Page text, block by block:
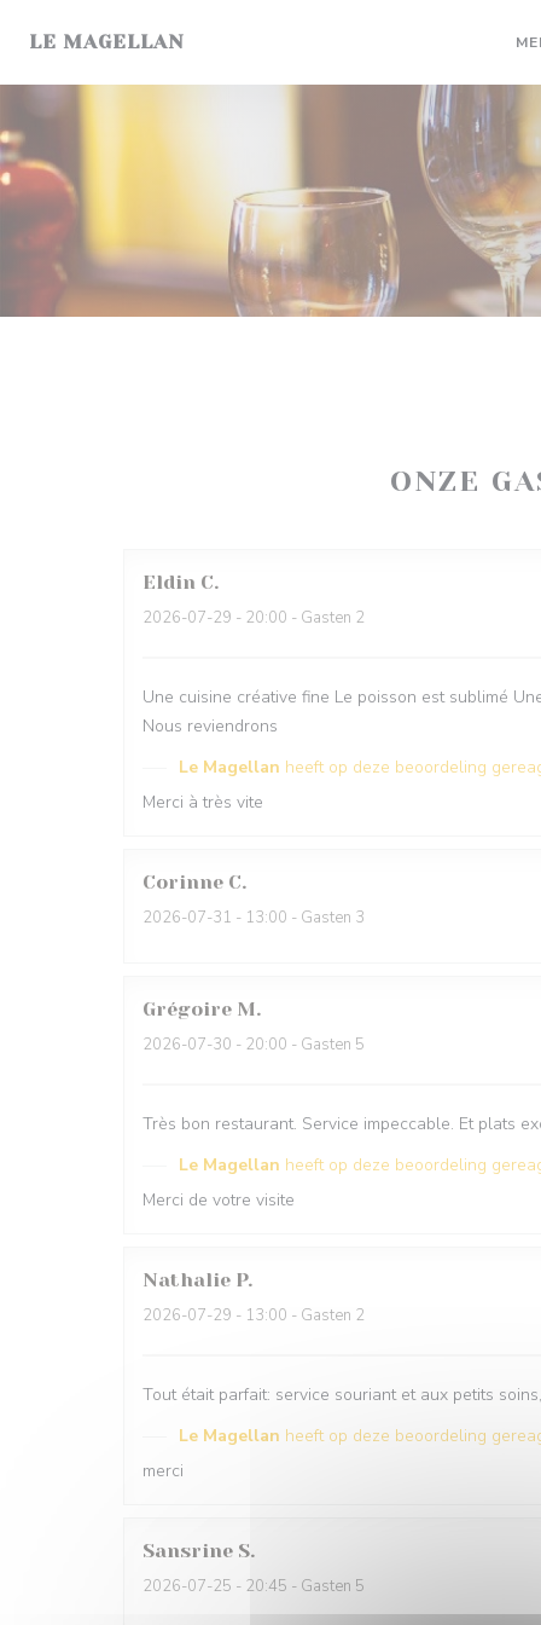
LE MAGELLAN
ONZE
Eldin C
2026-07-29 - 20:00 - Gasten 2
Une cuisine créative fine Le poisson est sublimé
Nous reviendrons
Le Magellan heeft op deze beoordeling
Merci à très vite
Corinne C
2026-07-31 - 13:00 - Gasten 3
Grégoire M
2026-07-30 - 20:00 - Gasten 5
Très bon restaurant. Service impeccable. Et plats
Le Magellan heeft op deze beoordeling
Merci de votre visite
Nathalie P
2026-07-29 - 13:00 - Gasten 2
Tout était parfait: service souriant et aux petits
Le Magellan heeft op deze beoordeling
merci
Sansrine S
2026-07-25 - 20:45 - Gasten 5